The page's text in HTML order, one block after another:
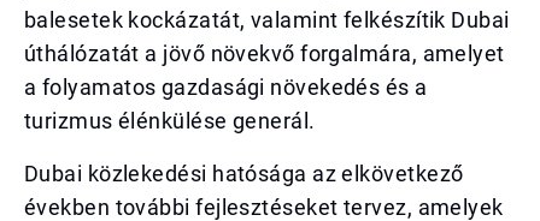
balesetek kockázatát, valamint felkészítik Dubai
úthálózatát a jövő növekvő forgalmára, amelyet
a folyamatos gazdasági növekedés és a
turizmus élénkülése generál.
Dubai közlekedési hatósága az elkövetkező
években további fejlesztéseket tervez, amelyek